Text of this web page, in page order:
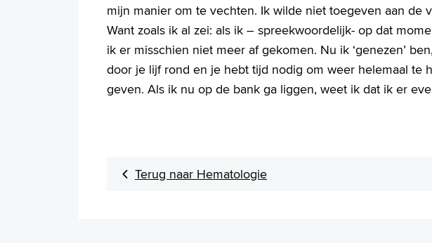
mijn manier om te vechten. Ik wilde niet toegeven aan de
Want zoals ik al zei: als ik – spreekwoordelijk- op dat
ik er misschien niet meer af gekomen. Nu ik ‘genezen’
door je lijf rond en je hebt tijd nodig om weer helemaal te
geven. Als ik nu op de bank ga liggen, weet ik dat ik er
Terug naar Hematologie